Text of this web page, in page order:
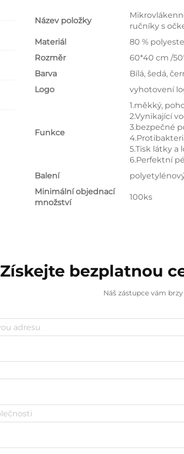
Název položky
ručníky s
Materiál
80 %
Rozměr
60*40 cm /
Barva
Bílá, šedá,
Logo
vyhotovení
Funkce
1.měkký,
2.Vynikající
3.bezpečné
5.Tisk látky
6.Perfektní
Balení
Minimální objednací
množství
100ks
Získejte bezplatnou
Náš zástupce vám brzy